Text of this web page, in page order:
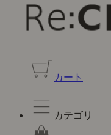
カート
カテゴリ